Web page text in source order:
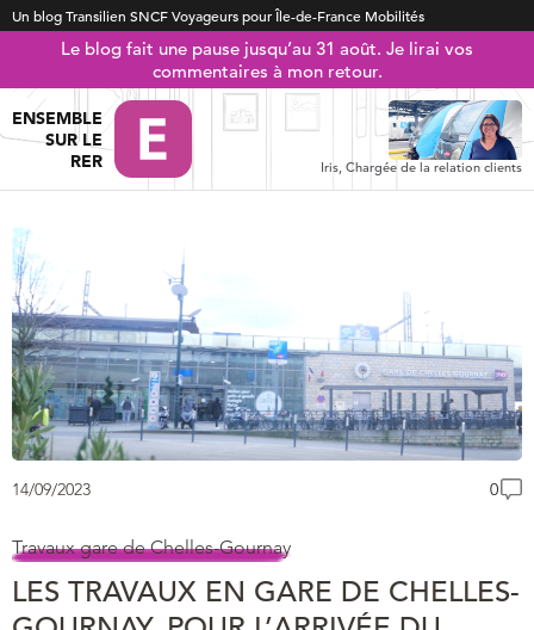
Un blog Transilien SNCF Voyageurs pour Île-de-France Mobilités
Le blog fait une pause jusqu’au 31 août. Je lirai vos
commentaires à mon retour.
ENSEMBLE
SUR LE
RER
Iris, Chargée de la relation clients
14/09/2023 0
Travaux gare de Chelles-Gournay
LES TRAVAUX EN GARE DE CHELLES-